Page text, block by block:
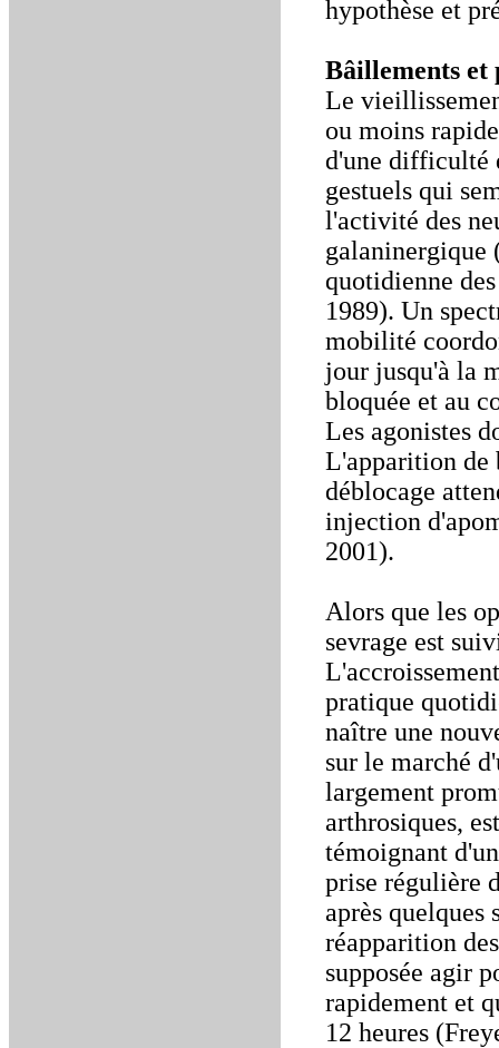
hypothèse et
Bâillements et
Le
ou moins
d'une difficulté
gestuels qui
l'activité des
galaninergique
quotidienne
1989). Un
mobilité
jour jusqu'à la
bloquée et au
Les agonistes
L'apparition de
déblocage
injection
2001).
Alors que les
sevrage est
pratique
naître une
sur le marché
largement
arthrosiques,
témoignant
prise régulière
après quelques
réapparition
supposée agir
rapidement et
12 heures